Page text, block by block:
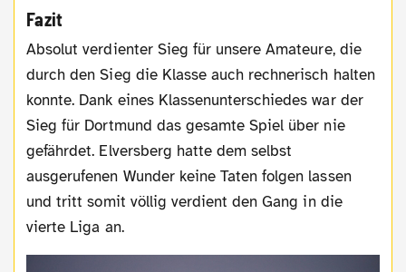
Fazit
Absolut verdienter Sieg für unsere Amateure, die
durch den Sieg die Klasse auch rechnerisch halten
konnte. Dank eines Klassenunterschiedes war der
Sieg für Dortmund das gesamte Spiel über nie
gefährdet. Elversberg hatte dem selbst
ausgerufenen Wunder keine Taten folgen lassen
und tritt somit völlig verdient den Gang in die
vierte Liga an.